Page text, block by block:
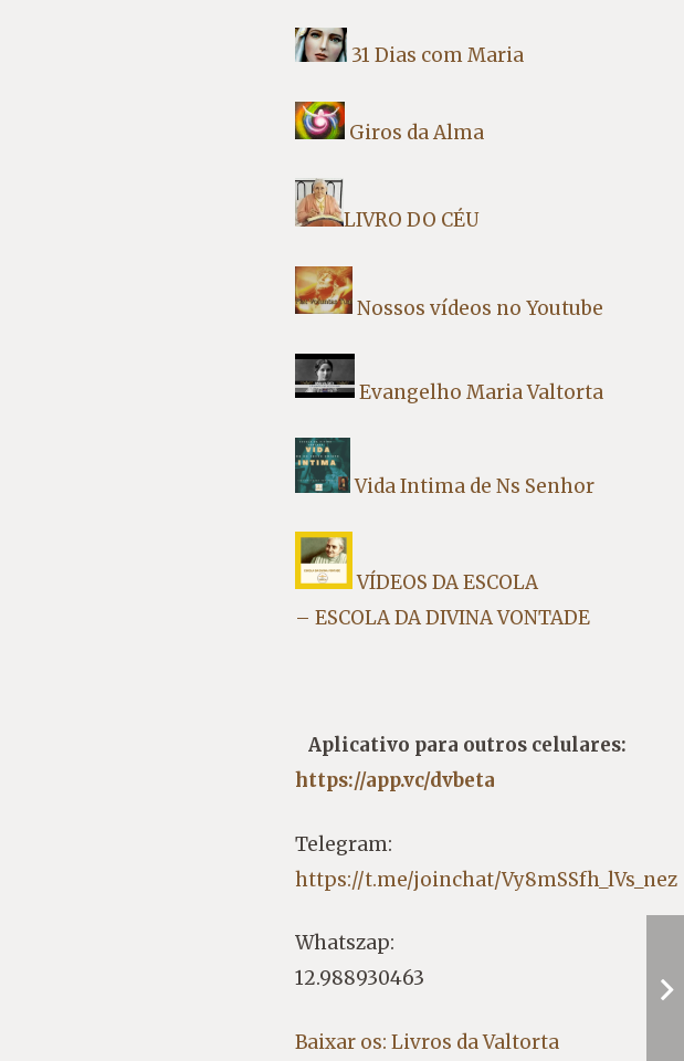
31 Dias com Maria
Giros da Alma
LIVRO DO CÉU
Nossos vídeos no Youtube
Evangelho Maria Valtorta
Vida Intima de Ns Senhor
VÍDEOS DA ESCOLA
– ESCOLA DA DIVINA VONTADE
Aplicativo para outros celulares:
https://app.vc/dvbeta
Telegram:
https://t.me/joinchat/Vy8mSSfh_lVs_nez
Whatszap:
12.988930463
Baixar os: Livros da Valtorta